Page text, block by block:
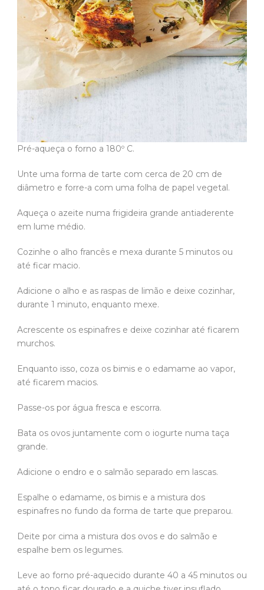
Pré-aqueça o forno a 180º C.
Unte uma forma de tarte com cerca de 20 cm de
diâmetro e forre-a com uma folha de papel vegetal.
Aqueça o azeite numa frigideira grande antiaderente
em lume médio.
Cozinhe o alho francês e mexa durante 5 minutos ou
até ficar macio.
Adicione o alho e as raspas de limão e deixe cozinhar,
durante 1 minuto, enquanto mexe.
Acrescente os espinafres e deixe cozinhar até ficarem
murchos.
Enquanto isso, coza os bimis e o edamame ao vapor,
até ficarem macios.
Passe-os por água fresca e escorra.
Bata os ovos juntamente com o iogurte numa taça
grande.
Adicione o endro e o salmão separado em lascas.
Espalhe o edamame, os bimis e a mistura dos
espinafres no fundo da forma de tarte que preparou.
Deite por cima a mistura dos ovos e do salmão e
espalhe bem os legumes.
Leve ao forno pré-aquecido durante 40 a 45 minutos ou